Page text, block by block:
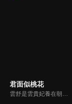
君面似桃花
雲舒是雲貴妃養在朝堂外的一把刀，而她的真實身份是女扮男裝的墨家遺孤。她在幫雲貴妃消除餘孽時，遇到了神秘男子宋煥北，此人表面男寵身份，實際是情報千機閣閣主。兩人互相試探，在危機中共同消滅了背後的黑手。